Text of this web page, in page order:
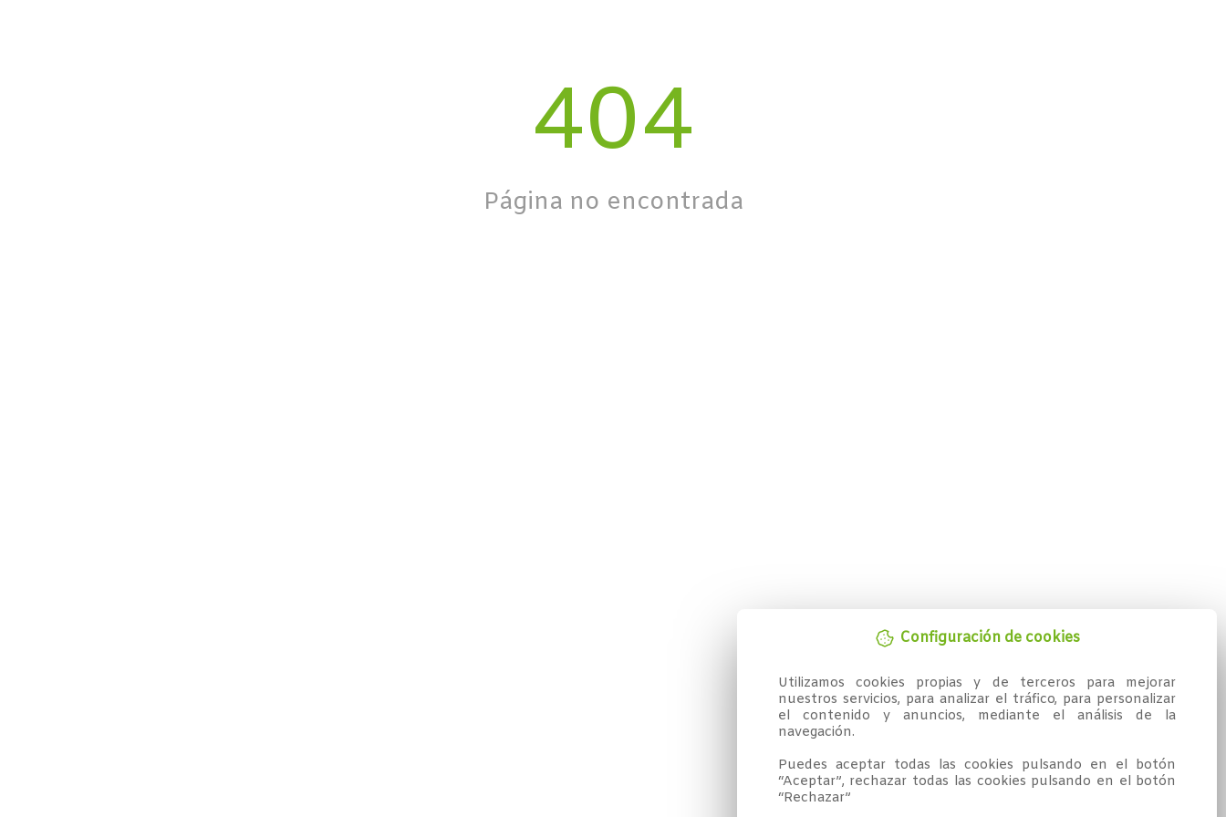
Configuración de cookies
Utilizamos cookies propias y de terceros para mejorar
nuestros servicios, para analizar el tráfico, para personalizar
el contenido y anuncios, mediante el análisis de la
navegación.
Puedes aceptar todas las cookies pulsando en el botón
“Aceptar”, rechazar todas las cookies pulsando en el botón
“Rechazar”
404
Página no encontrada